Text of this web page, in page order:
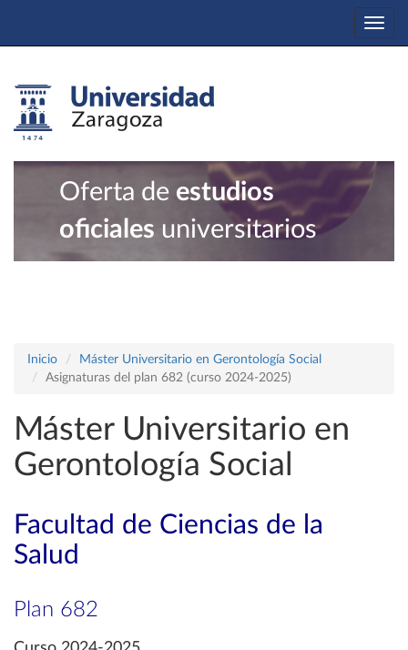
Oferta de estudios
oficiales universitarios
Inicio
Máster Universitario en Gerontología Social
Asignaturas del plan 682 (curso 2024-2025)
Máster Universitario en
Gerontología Social
Facultad de Ciencias de la
Salud
Plan 682